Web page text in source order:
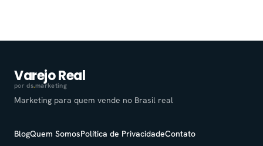
Varejo Real
pords.marketing
Marketing para quem vende no Brasil real
BlogQuem SomosPolítica de PrivacidadeContato